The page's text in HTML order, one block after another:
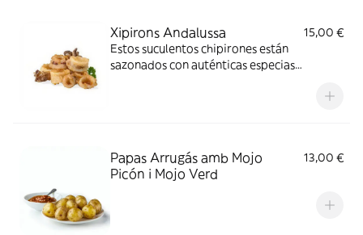
Xipirons Andalussa
15,00 €
Estos suculentos chipirones están
sazonados con auténticas especias
Papas Arrugás amb Mojo
Picón i Mojo Verd
13,00 €